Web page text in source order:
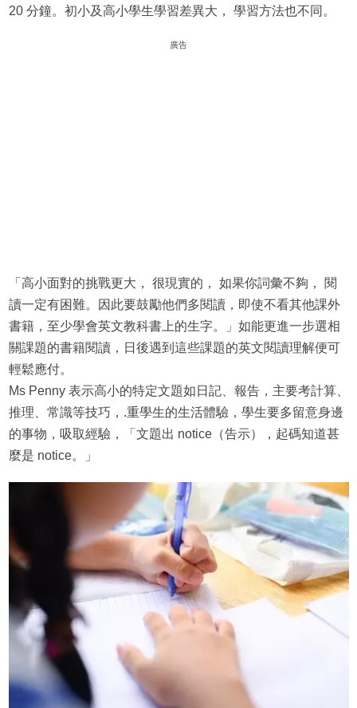
20 分鐘。初小及高小學生學習差異大， 學習方法也不同。
廣告
「高小面對的挑戰更大， 很現實的， 如果你詞彙不夠， 閱
讀一定有困難。因此要鼓勵他們多閱讀，即使不看其他課外
書籍，至少學會英文教科書上的生字。」如能更進一步選相
關課題的書籍閱讀，日後遇到這些課題的英文閱讀理解便可
輕鬆應付。
Ms Penny 表示高小的特定文題如日記、報告，主要考計算、
推理、常識等技巧，.重學生的生活體驗，學生要多留意身邊
的事物，吸取經驗，「文題出 notice（告示），起碼知道甚
麼是 notice。」